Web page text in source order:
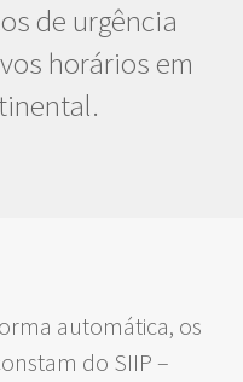
de urgência
horários em
automática, os
do SIIP –